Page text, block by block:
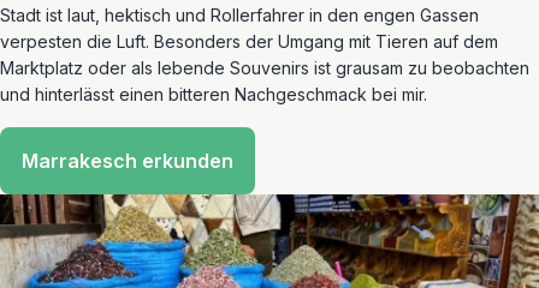
Stadt ist laut, hektisch und Rollerfahrer in den engen Gassen
verpesten die Luft. Besonders der Umgang mit Tieren auf dem
Marktplatz oder als lebende Souvenirs ist grausam zu beobachten
und hinterlässt einen bitteren Nachgeschmack bei mir.
Marrakesch erkunden